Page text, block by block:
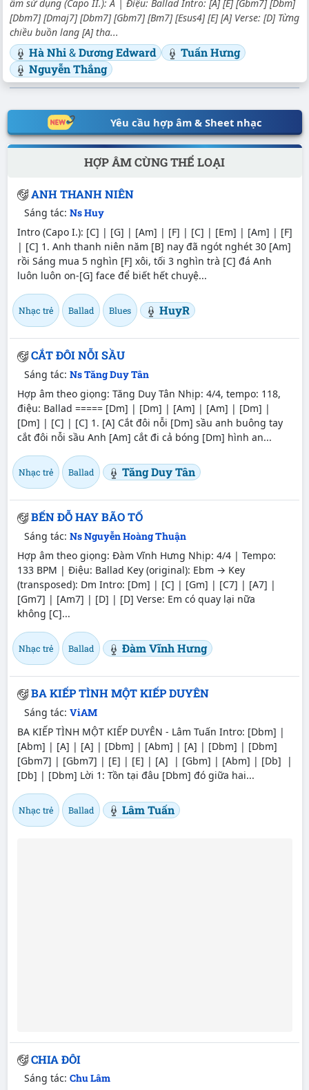
âm sử dụng (Capo II.): A | Điệu: Ballad Intro: [A] [E] [Gbm7] [Dbm]
[Dbm7] [Dmaj7] [Dbm7] [Gbm7] [Bm7] [Esus4] [E] [A] Verse: [D] Từng
chiều buồn lang [A] tha...
Hà Nhi&Dương Edward
Tuấn Hưng
Nguyễn Thắng
Yêu cầu hợp âm & Sheet nhạc
HỢP ÂM CÙNG THỂ LOẠI
ANH THANH NIÊN
Sáng tác: Ns Huy
Intro (Capo I.): [C] | [G] | [Am] | [F] | [C] | [Em] | [Am] | [F]
| [C] 1. Anh thanh niên năm [B] nay đã ngót nghét 30 [Am]
rồi Sáng mua 5 nghìn [F] xôi, tối 3 nghìn trà [C] đá Anh
luôn luôn on-[G] face để biết hết chuyệ...
Nhạc trẻ Ballad Blues HuyR
CẮT ĐÔI NỖI SẦU
Sáng tác: Ns Tăng Duy Tân
Hợp âm theo giọng: Tăng Duy Tân Nhịp: 4/4, tempo: 118,
điệu: Ballad ===== [Dm] | [Dm] | [Am] | [Am] | [Dm] |
[Dm] | [C] | [C] 1. [A] Cắt đôi nỗi [Dm] sầu anh buông tay
cắt đôi nỗi sầu Anh [Am] cắt đi cả bóng [Dm] hình an...
Nhạc trẻ Ballad Tăng Duy Tân
BẾN ĐỖ HAY BÃO TỐ
Sáng tác: Ns Nguyễn Hoàng Thuận
Hợp âm theo giọng: Đàm Vĩnh Hưng Nhịp: 4/4 | Tempo:
133 BPM | Điệu: Ballad Key (original): Ebm → Key
(transposed): Dm Intro: [Dm] | [C] | [Gm] | [C7] | [A7] |
[Gm7] | [Am7] | [D] | [D] Verse: Em có quay lại nữa
không [C]...
Nhạc trẻ Ballad Đàm Vĩnh Hưng
BA KIẾP TÌNH MỘT KIẾP DUYÊN
Sáng tác: ViAM
BA KIẾP TÌNH MỘT KIẾP DUYÊN - Lâm Tuấn Intro: [Dbm] |
[Abm] | [A] | [A] | [Dbm] | [Abm] | [A] | [Dbm] | [Dbm]
[Gbm7] | [Gbm7] | [E] | [E] | [A] | [Gbm] | [Abm] | [Db] |
[Db] | [Dbm] Lời 1: Tồn tại đâu [Dbm] đó giữa hai...
Nhạc trẻ Ballad Lâm Tuấn
CHIA ĐÔI
Sáng tác: Chu Lâm